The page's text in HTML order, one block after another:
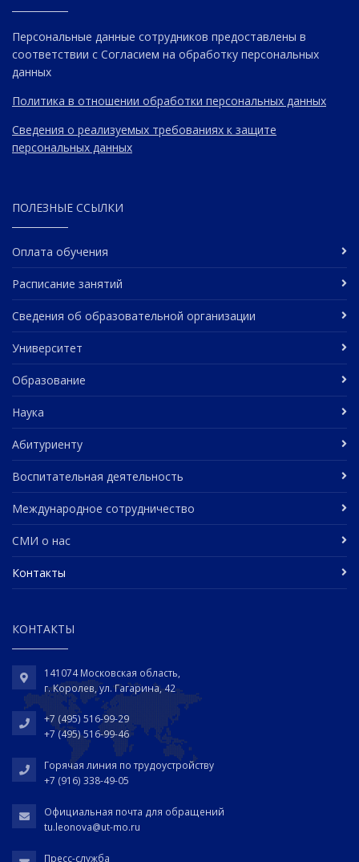
Персональные данные сотрудников предоставлены в
соответствии с Согласием на обработку персональных
данных
Политика в отношении обработки персональных данных
Сведения о реализуемых требованиях к защите
персональных данных
ПОЛЕЗНЫЕ ССЫЛКИ
Оплата обучения
Расписание занятий
Сведения об образовательной организации
Университет
Образование
Наука
Абитуриенту
Воспитательная деятельность
Международное сотрудничество
СМИ о нас
Контакты
КОНТАКТЫ
141074 Московская область,
г. Королев, ул. Гагарина, 42
+7 (495) 516-99-29
+7 (495) 516-99-46
Горячая линия по трудоустройству
+7 (916) 338-49-05
Официальная почта для обращений
tu.leonova@ut-mo.ru
Пресс-служба